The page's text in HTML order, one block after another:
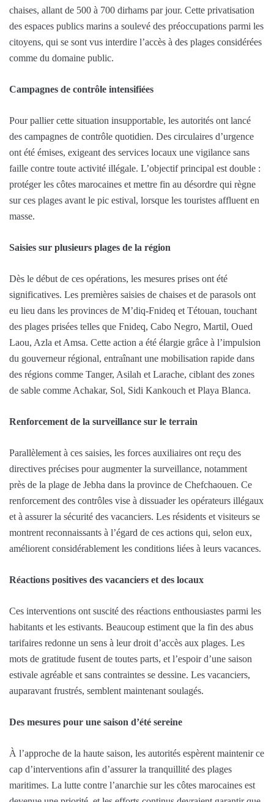
chaises, allant de 500 à 700 dirhams par jour. Cette privatisation
des espaces publics marins a soulevé des préoccupations parmi les
citoyens, qui se sont vus interdire l’accès à des plages considérées
comme du domaine public.
Campagnes de contrôle intensifiées
Pour pallier cette situation insupportable, les autorités ont lancé
des campagnes de contrôle quotidien. Des circulaires d’urgence
ont été émises, exigeant des services locaux une vigilance sans
faille contre toute activité illégale. L’objectif principal est double :
protéger les côtes marocaines et mettre fin au désordre qui règne
sur ces plages avant le pic estival, lorsque les touristes affluent en
masse.
Saisies sur plusieurs plages de la région
Dès le début de ces opérations, les mesures prises ont été
significatives. Les premières saisies de chaises et de parasols ont
eu lieu dans les provinces de M’diq-Fnideq et Tétouan, touchant
des plages prisées telles que Fnideq, Cabo Negro, Martil, Oued
Laou, Azla et Amsa. Cette action a été élargie grâce à l’impulsion
du gouverneur régional, entraînant une mobilisation rapide dans
des régions comme Tanger, Asilah et Larache, ciblant des zones
de sable comme Achakar, Sol, Sidi Kankouch et Playa Blanca.
Renforcement de la surveillance sur le terrain
Parallèlement à ces saisies, les forces auxiliaires ont reçu des
directives précises pour augmenter la surveillance, notamment
près de la plage de Jebha dans la province de Chefchaouen. Ce
renforcement des contrôles vise à dissuader les opérateurs illégaux
et à assurer la sécurité des vacanciers. Les résidents et visiteurs se
montrent reconnaissants à l’égard de ces actions qui, selon eux,
améliorent considérablement les conditions liées à leurs vacances.
Réactions positives des vacanciers et des locaux
Ces interventions ont suscité des réactions enthousiastes parmi les
habitants et les estivants. Beaucoup estiment que la fin des abus
tarifaires redonne un sens à leur droit d’accès aux plages. Les
mots de gratitude fusent de toutes parts, et l’espoir d’une saison
estivale agréable et sans contraintes se dessine. Les vacanciers,
auparavant frustrés, semblent maintenant soulagés.
Des mesures pour une saison d’été sereine
À l’approche de la haute saison, les autorités espèrent maintenir ce
cap d’interventions afin d’assurer la tranquillité des plages
maritimes. La lutte contre l’anarchie sur les côtes marocaines est